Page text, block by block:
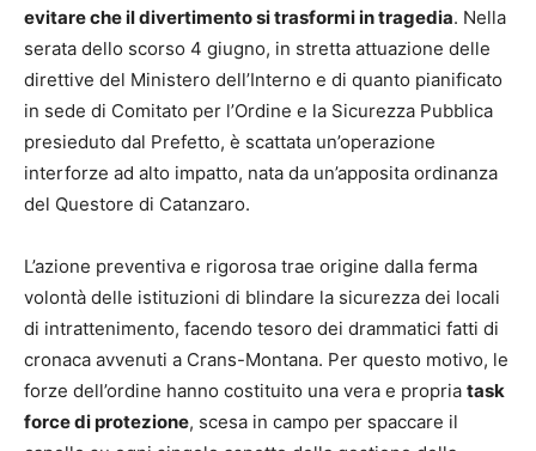
evitare che il divertimento si trasformi in tragedia. Nella
serata dello scorso 4 giugno, in stretta attuazione delle
direttive del Ministero dell’Interno e di quanto pianificato
in sede di Comitato per l’Ordine e la Sicurezza Pubblica
presieduto dal Prefetto, è scattata un’operazione
interforze ad alto impatto, nata da un’apposita ordinanza
del Questore di Catanzaro.
L’azione preventiva e rigorosa trae origine dalla ferma
volontà delle istituzioni di blindare la sicurezza dei locali
di intrattenimento, facendo tesoro dei drammatici fatti di
cronaca avvenuti a Crans-Montana. Per questo motivo, le
forze dell’ordine hanno costituito una vera e propria task
force di protezione, scesa in campo per spaccare il